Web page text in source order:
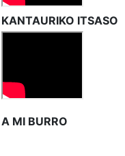
KANTAURIKO ITSASO
A MI BURRO